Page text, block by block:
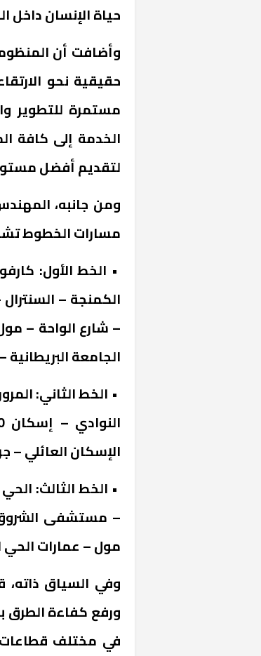
حياة الإنسان داخل
وأضافت أن
حقيقية نحو
مستمرة للتطوير
الخدمة إلى كافة
لتقديم أفضل
ومن جانبه،
مسارات الخطوط
• الخط الأول:
الكمنجة –
– شارع الواحة –
الجامعة
الإسكان العائلي –
• الخط الثالث:
– مستشفى الشروق
مول – عمارات الحي
وفي السياق ذاته،
ورفع كفاءة الطرق
في مختلف قطاعات